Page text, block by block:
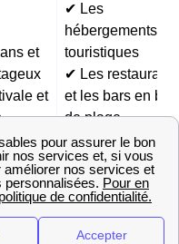
et
et
✔ Les
hébergements
touristiques
✔ Les restaurants
et les bars en
de plage
✔ Les activités
saisonnières
avis en 2025 à Saint-